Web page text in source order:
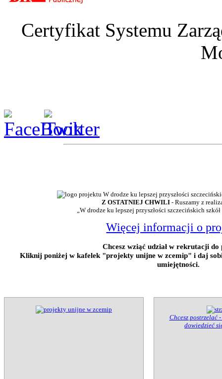
Certyfikat Systemu
Z OSTATNIEJ CHWILI - Ruszamy z
„W drodze ku lepszej przyszłości szczecińskich
Więcej informacji o
Chcesz wziąć udział w rekrutacji
Kliknij poniżej w kafelek "projekty unijne w zcemip" i daj
umiejętności.
Chcesz postrzelać
dowiedzieć